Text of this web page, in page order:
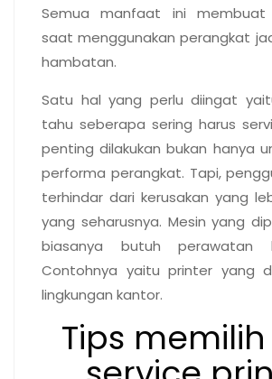
Semua manfaat ini membuat
saat menggunakan perangkat
hambatan.
Satu hal yang perlu diingat
tahu seberapa sering harus
penting dilakukan bukan hanya
performa perangkat. Tapi,
terhindar dari kerusakan yang
yang seharusnya. Mesin yang
biasanya butuh perawatan
Contohnya yaitu printer yang
lingkungan kantor.
Tips